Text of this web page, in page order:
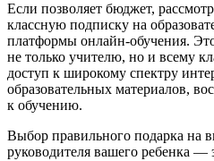
Если позволяет бюджет,
классную подписку на
платформы онлайн-обучения.
не только учителю, но и всему
доступ к широкому спектру
образовательных материалов,
к обучению.
Выбор правильного подарка на
руководителя вашего ребенка —